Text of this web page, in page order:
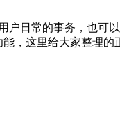
日常的事务，也可
，这里给大家整理